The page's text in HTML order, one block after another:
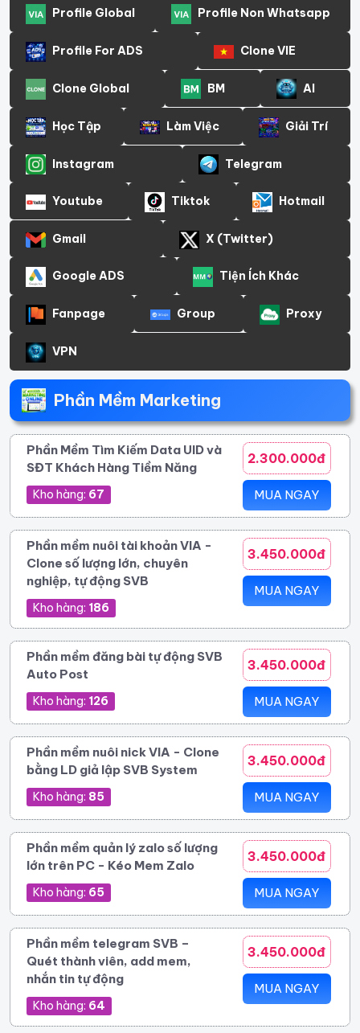
Profile Global Profile Non Whatsapp
Profile For ADS Clone VIE
Clone Global BM AI
Học Tập Làm Việc Giải Trí
Instagram Telegram
Youtube Tiktok Hotmail
Gmail X (Twitter)
Google ADS Tiện Ích Khác
Fanpage Group Proxy
VPN
Phần Mềm Marketing
Phần Mềm Tìm Kiếm Data UID và
SĐT Khách Hàng Tiềm Năng
Kho hàng: 67
2.300.000đ
MUA NGAY
Phần mềm nuôi tài khoản VIA -
Clone số lượng lớn, chuyên
nghiệp, tự động SVB
Kho hàng: 186
3.450.000đ
MUA NGAY
Phần mềm đăng bài tự động SVB
Auto Post
Kho hàng: 126
3.450.000đ
MUA NGAY
Phần mềm nuôi nick VIA - Clone
bằng LD giả lập SVB System
Kho hàng: 85
3.450.000đ
MUA NGAY
Phần mềm quản lý zalo số lượng
lớn trên PC - Kéo Mem Zalo
Kho hàng: 65
3.450.000đ
MUA NGAY
Phần mềm telegram SVB –
Quét thành viên, add mem,
nhắn tin tự động
Kho hàng: 64
3.450.000đ
MUA NGAY